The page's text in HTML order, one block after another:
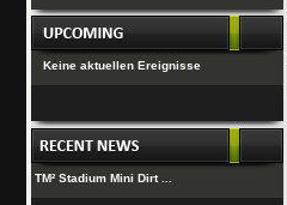
Keine aktuellen Ereignisse
TM² Stadium Mini Dirt ...